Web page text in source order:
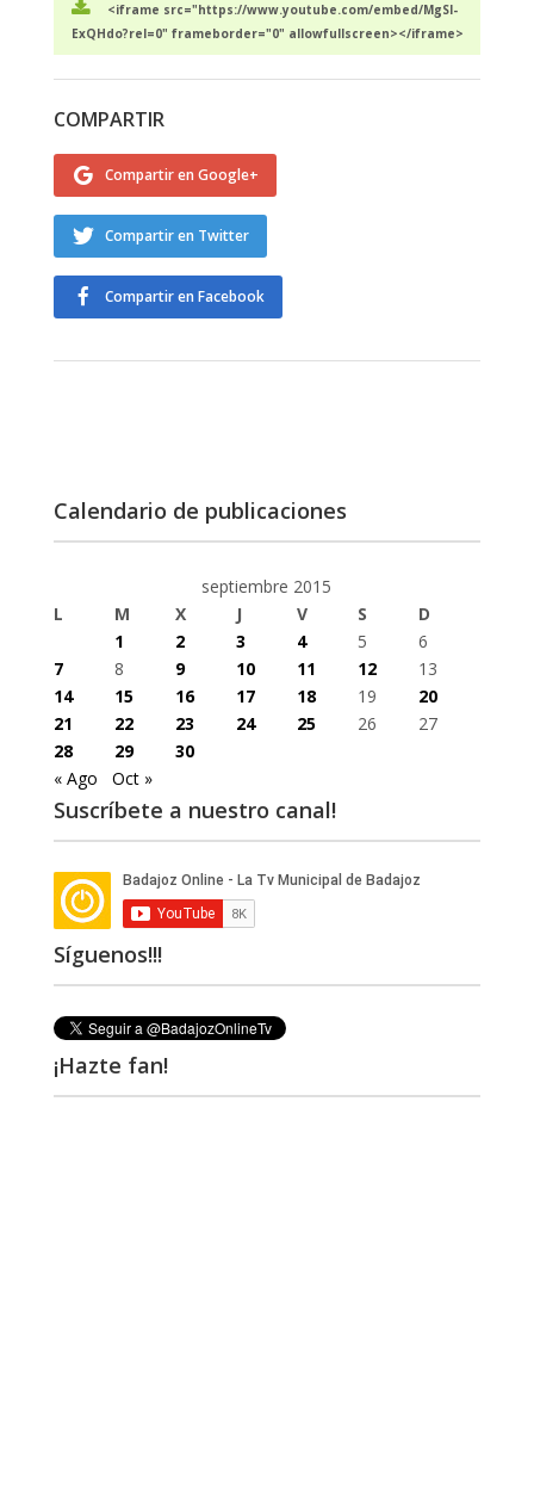
<iframe src="https://www.youtube.com/embed/MgSl-
ExQHdo?rel=0" frameborder="0" allowfullscreen></iframe>
COMPARTIR
Compartir en Google+
Compartir en Twitter
Compartir en Facebook
Calendario de publicaciones
septiembre 2015
L
M X J V S
D
1
2 3 4 5
6
7
8 9 10 11 12
13
14
15 16 17 18 19
20
21
22 23 24 25 26
27
28
29
30
« Ago
Oct »
Suscríbete a nuestro canal!
Síguenos!!!
¡Hazte fan!